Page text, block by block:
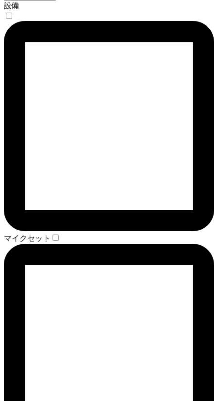
設備
マイクセット